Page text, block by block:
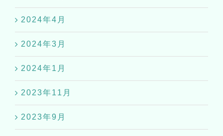
2024年4月
2024年3月
2024年1月
2023年11月
2023年9月